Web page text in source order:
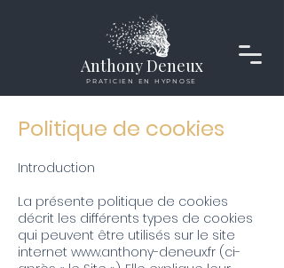
PRATICIEN EN HYPNOSE
Anthony Deneux
Politique de cookies
Introduction
La présente politique de cookies
décrit les différents types de cookies
qui peuvent être utilisés sur le site
internet www.anthony-deneux.fr (ci-